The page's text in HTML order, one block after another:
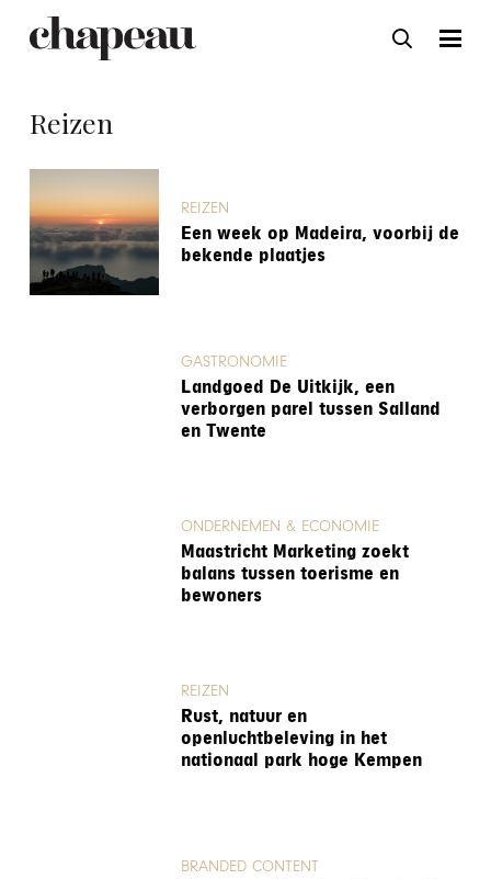
Reizen
REIZEN
Een week op Madeira, voorbij de
bekende plaatjes
GASTRONOMIE
Landgoed De Uitkijk, een
verborgen parel tussen Salland
en Twente
ONDERNEMEN & ECONOMIE
Maastricht Marketing zoekt
balans tussen toerisme en
bewoners
REIZEN
Rust, natuur en
openluchtbeleving in het
nationaal park hoge Kempen
BRANDED CONTENT